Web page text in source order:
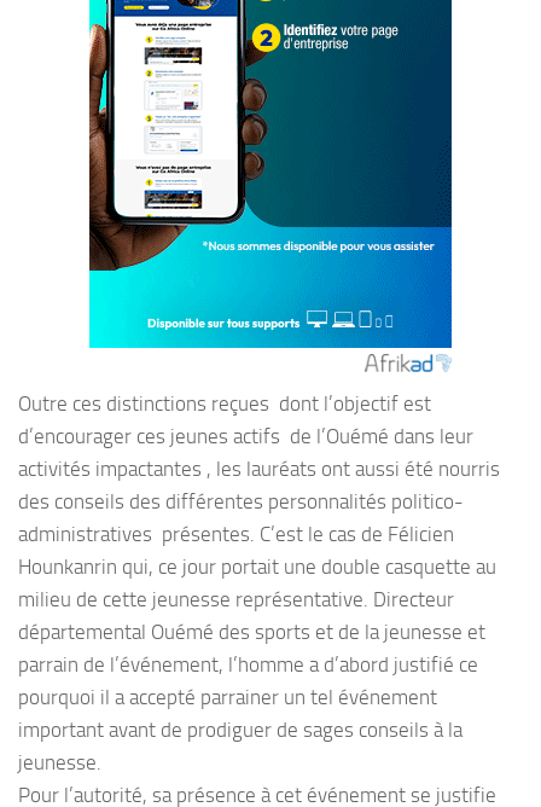
Outre ces distinctions reçues dont l’objectif est
d’encourager ces jeunes actifs de l’Ouémé dans leur
activités impactantes , les lauréats ont aussi été nourris
des conseils des différentes personnalités politico-
administratives présentes. C’est le cas de Félicien
Hounkanrin qui, ce jour portait une double casquette au
milieu de cette jeunesse représentative. Directeur
départemental Ouémé des sports et de la jeunesse et
parrain de l’événement, l’homme a d’abord justifié ce
pourquoi il a accepté parrainer un tel événement
important avant de prodiguer de sages conseils à la
jeunesse.
Pour l’autorité, sa présence à cet événement se justifie